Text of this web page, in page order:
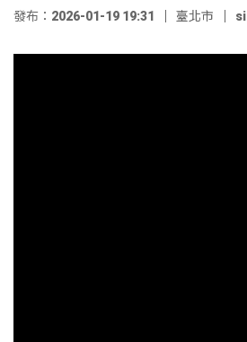
發布：2026-01-19 19:31 臺北市